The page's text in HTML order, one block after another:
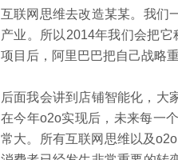
互联网思维去改造某某。我们
产业。所以2014年我们会把它
项目后，阿里巴巴把自己战略
后面我会讲到店铺智能化，大
在今年o2o实现后，未来每一
常大。所有互联网思维以及